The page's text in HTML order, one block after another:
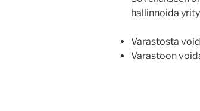
hallinnoida
Varastosta
Varastoon